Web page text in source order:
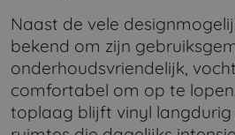
Naast de vele
bekend om zijn
onderhoudsvriendelijk,
comfortabel om op te
toplaag blijft vinyl langdurig